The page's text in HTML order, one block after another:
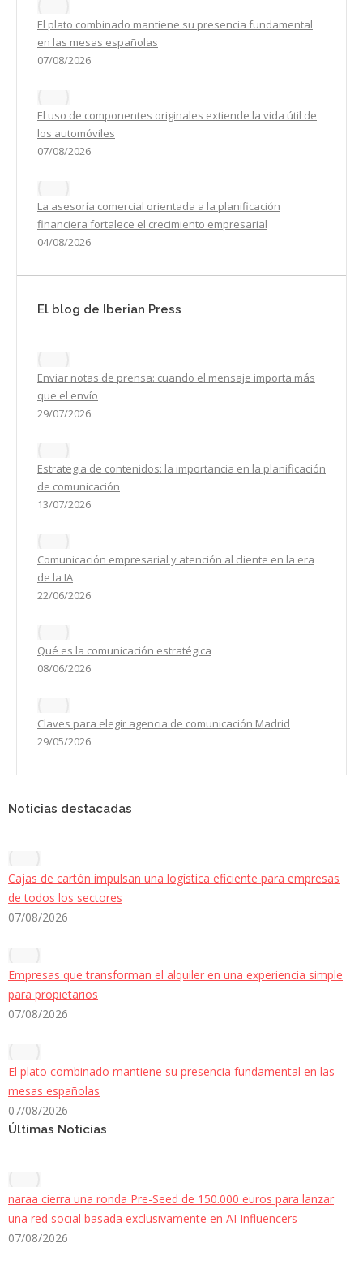
El plato combinado mantiene su presencia fundamental
en las mesas españolas
07/08/2026
El uso de componentes originales extiende la vida útil de
los automóviles
07/08/2026
La asesoría comercial orientada a la planificación
financiera fortalece el crecimiento empresarial
04/08/2026
El blog de Iberian Press
Enviar notas de prensa: cuando el mensaje importa más
que el envío
29/07/2026
Estrategia de contenidos: la importancia en la planificación
de comunicación
13/07/2026
Comunicación empresarial y atención al cliente en la era
de la IA
22/06/2026
Qué es la comunicación estratégica
08/06/2026
Claves para elegir agencia de comunicación Madrid
29/05/2026
Noticias destacadas
Cajas de cartón impulsan una logística eficiente para empresas
de todos los sectores
07/08/2026
Empresas que transforman el alquiler en una experiencia simple
para propietarios
07/08/2026
El plato combinado mantiene su presencia fundamental en las
mesas españolas
07/08/2026
Últimas Noticias
naraa cierra una ronda Pre-Seed de 150.000 euros para lanzar
una red social basada exclusivamente en AI Influencers
07/08/2026